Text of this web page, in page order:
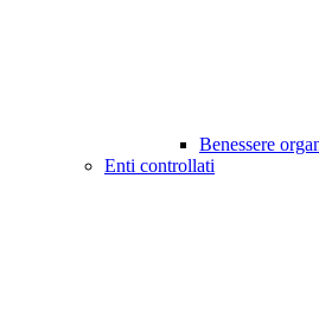
Benessere
Enti controllati